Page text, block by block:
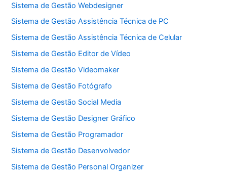
Sistema de Gestão Webdesigner
Sistema de Gestão Assistência Técnica de PC
Sistema de Gestão Assistência Técnica de Celular
Sistema de Gestão Editor de Vídeo
Sistema de Gestão Videomaker
Sistema de Gestão Fotógrafo
Sistema de Gestão Social Media
Sistema de Gestão Designer Gráfico
Sistema de Gestão Programador
Sistema de Gestão Desenvolvedor
Sistema de Gestão Personal Organizer